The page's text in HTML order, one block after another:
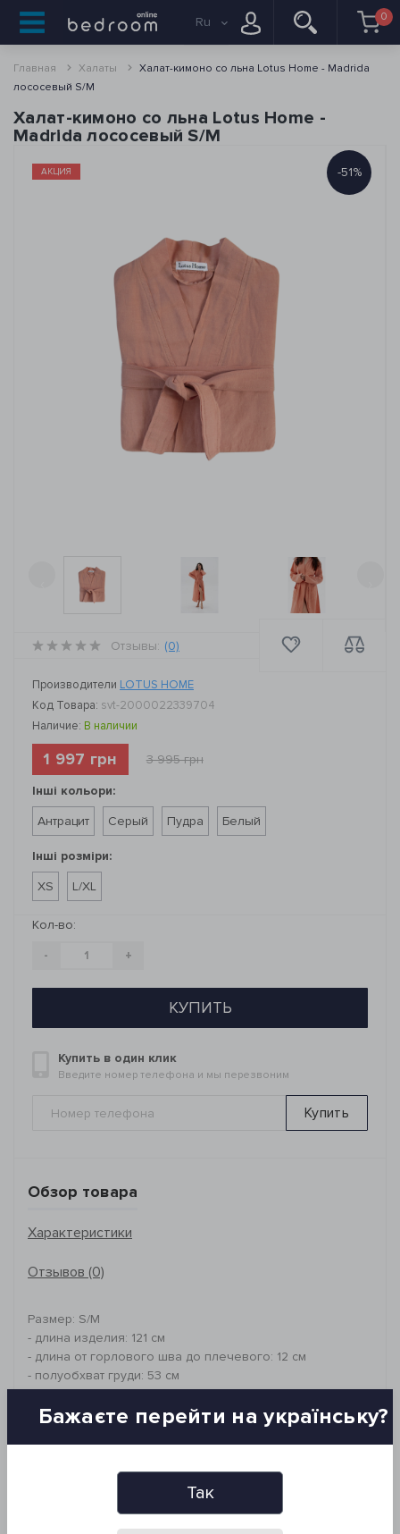
Ru 0
Главная Халаты
Халат-кимоно со льна Lotus Home - Madrida
лососевый S/M
Халат-кимоно со льна Lotus Home -
Madrida лососевый S/M
-51%
АКЦИЯ
Отзывы: (0)
Производители LOTUS HOME
Код Товара: svt-2000022339704
Наличие: В наличии
1 997 грн 3 995 грн
Інші кольори:
Антрацит
Серый Пудра Белый
Інші розміри:
XS
L/XL
Кол-во:
- +
КУПИТЬ
Купить в один клик
Введите номер телефона и мы перезвоним
Купить
Обзор товара
Характеристики
Отзывов (0)
Размер: S/M
- длина изделия: 121 см
- длина от горлового шва до плечевого: 12 см
- полуобхват груди: 53 см
- полуобхват бедер: 53 см
- длина рукава от плеча: 64 см
Фасон: прямой крой
Состав: 65% лен, 35% хлопок
Рекомендации по уходу:
Бажаєте перейти на українську?
Так